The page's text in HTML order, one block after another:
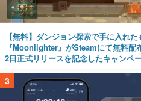
【無料】ダンジョン探索で手に入れ
『Moonlighter』がSteamにて無料
2日正式リリースを記念したキャンペ
3